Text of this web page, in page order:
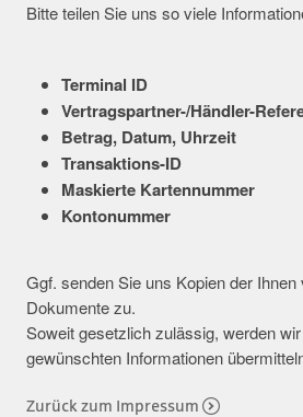
Bitte teilen Sie uns so viele
Terminal ID
Vertragspartner-/Händler-
Betrag, Datum, Uhrzeit
Transaktions-ID
Maskierte Kartennummer
Kontonummer
Ggf. senden Sie uns Kopien der Ihnen
Dokumente zu.
Soweit gesetzlich zulässig, werden
gewünschten Informationen
Zurück zum Impressum